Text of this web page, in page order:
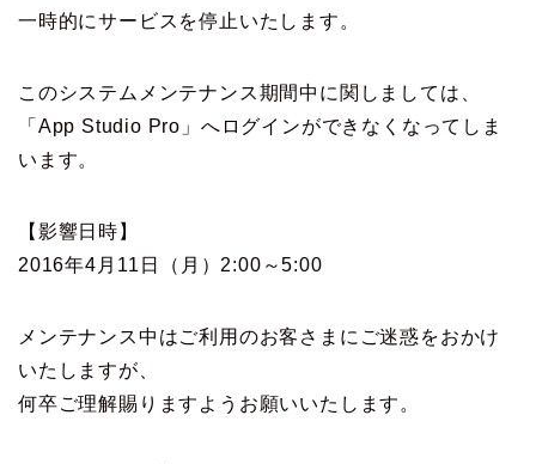
一時的にサービスを停止いたします。
このシステムメンテナンス期間中に関しましては、
「App Studio Pro」へログインができなくなってしま
います。
【影響日時】
2016年4月11日（月）2:00～5:00
メンテナンス中はご利用のお客さまにご迷惑をおかけ
いたしますが、
何卒ご理解賜りますようお願いいたします。